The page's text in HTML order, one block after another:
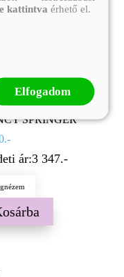
SPRINGER
ár:3 347.-
kattintva érhető el.
Elfogadom